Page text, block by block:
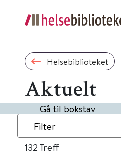
Helsebiblioteket
Aktuelt
Gå til bokstav
Filter
132 Treff